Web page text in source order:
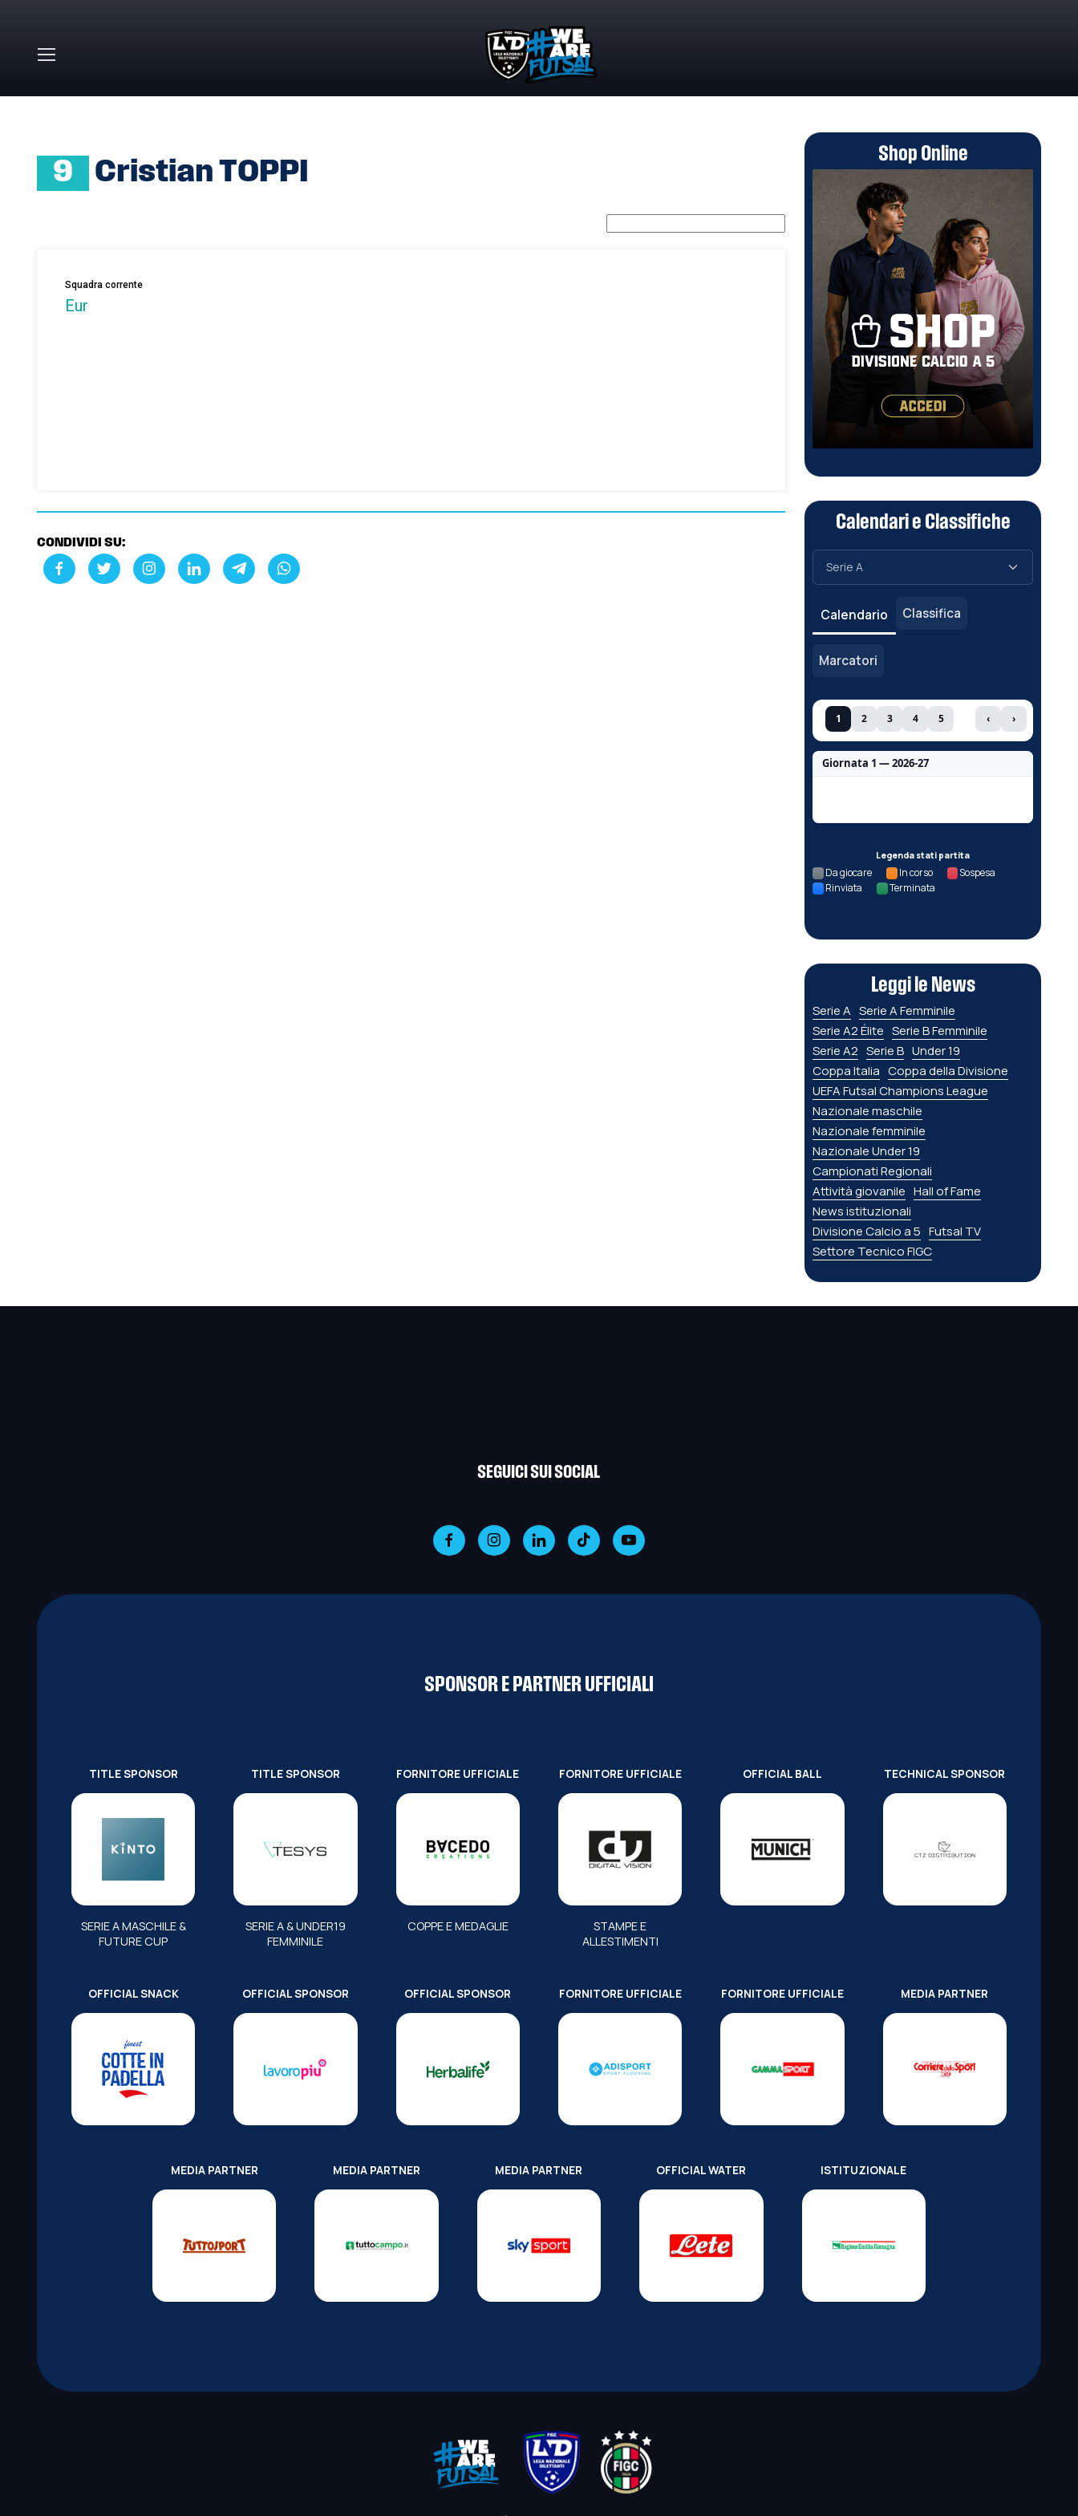
9 Cristian TOPPI
Squadra corrente
Eur
CONDIVIDI SU:
Shop Online
Calendari e Classifiche
Calendario Classifica
Marcatori
1 2 3 4 5 ‹ ›
Giornata 1 — 2026-27
Legenda stati partita
Da giocare In corso
Sospesa
Rinviata
Terminata
Leggi le News
Serie A Serie A Femminile
Serie A2 Élite Serie B Femminile
Serie A2 Serie B Under 19
Coppa Italia Coppa della Divisione
UEFA Futsal Champions League
Nazionale maschile
Nazionale femminile
Nazionale Under 19
Campionati Regionali
Attività giovanile Hall of Fame
News istituzionali
Divisione Calcio a 5 Futsal TV
Settore Tecnico FIGC
SEGUICI SUI SOCIAL
SPONSOR E PARTNER UFFICIALI
TITLE SPONSOR
SERIE A MASCHILE &
FUTURE CUP
TITLE SPONSOR
SERIE A & UNDER19
FEMMINILE
FORNITORE UFFICIALE
COPPE E MEDAGLIE
FORNITORE UFFICIALE
STAMPE E
ALLESTIMENTI
OFFICIAL BALL TECHNICAL SPONSOR
OFFICIAL SNACK OFFICIAL SPONSOR OFFICIAL SPONSOR FORNITORE UFFICIALE FORNITORE UFFICIALE MEDIA PARTNER
MEDIA PARTNER MEDIA PARTNER MEDIA PARTNER OFFICIAL WATER ISTITUZIONALE